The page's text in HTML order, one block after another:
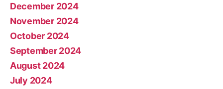
December 2024
November 2024
October 2024
September 2024
August 2024
July 2024